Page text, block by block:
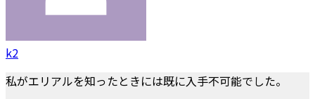
k2
私がエリアルを知ったときには既に入手不可能でした。